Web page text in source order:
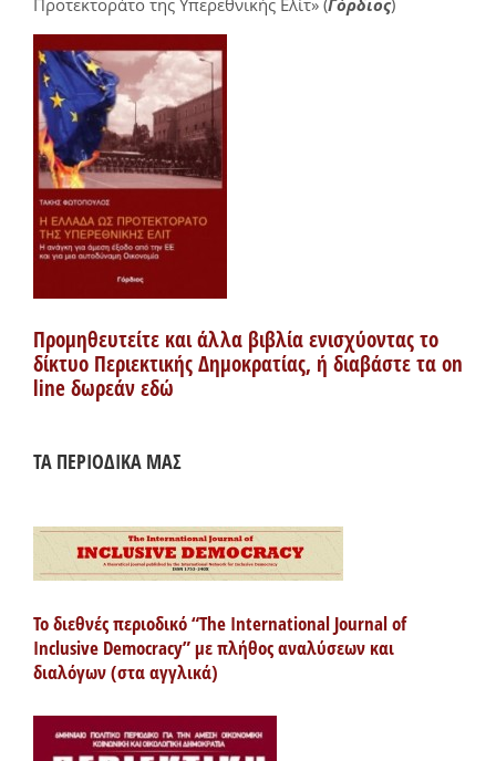
Προτεκτοράτο της Υπερεθνικής Ελίτ» (Γόρδιος)
Προμηθευτείτε και άλλα βιβλία ενισχύοντας το
δίκτυο Περιεκτικής Δημοκρατίας, ή διαβάστε τα on
line δωρεάν εδώ
ΤΑ ΠΕΡΙΟΔΙΚΑ ΜΑΣ
Το διεθνές περιοδικό “The International Journal of
Inclusive Democracy” με πλήθος αναλύσεων και
διαλόγων (στα αγγλικά)